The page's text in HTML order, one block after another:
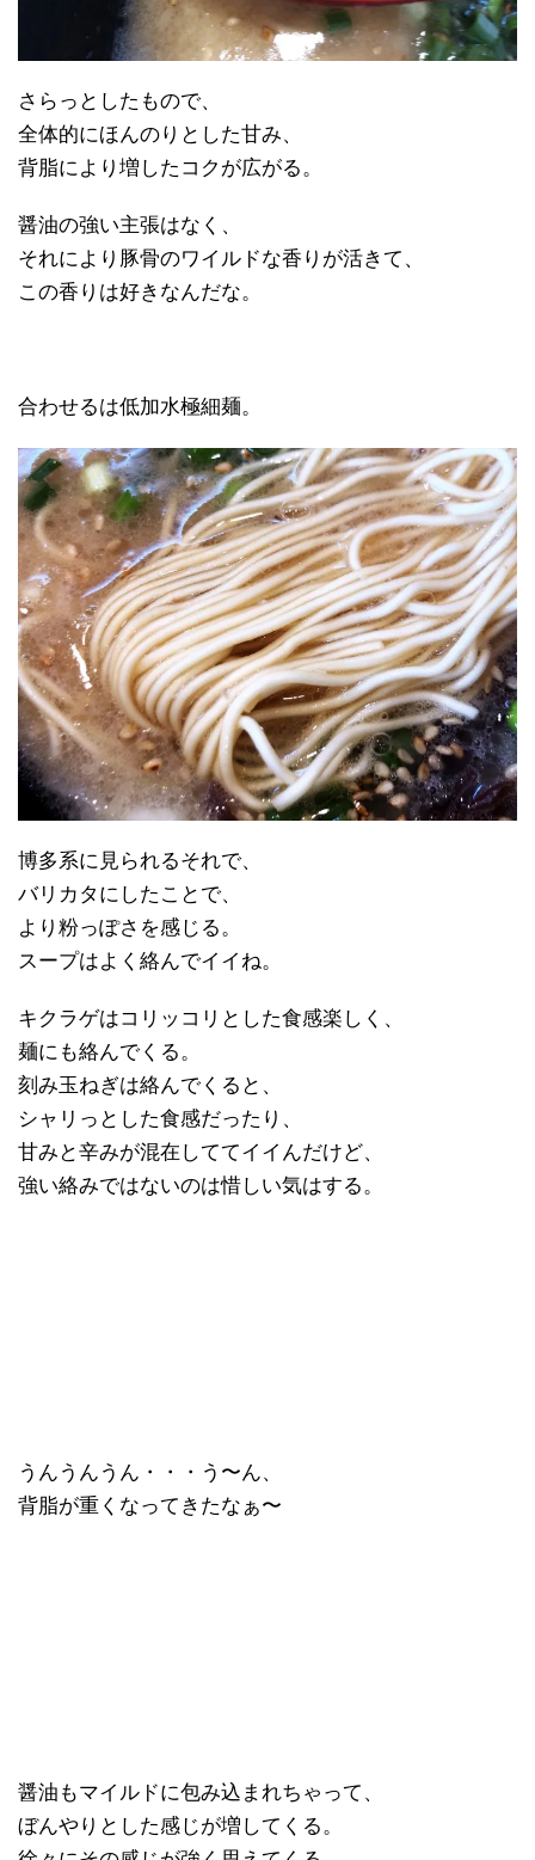
さらっとしたもので、
全体的にほんのりとした甘み、
背脂により増したコクが広がる。
醤油の強い主張はなく、
それにより豚骨のワイルドな香りが活きて、
この香りは好きなんだな。
合わせるは低加水極細麺。
博多系に見られるそれで、
バリカタにしたことで、
より粉っぽさを感じる。
スープはよく絡んでイイね。
キクラゲはコリッコリとした食感楽しく、
麺にも絡んでくる。
刻み玉ねぎは絡んでくると、
シャリっとした食感だったり、
甘みと辛みが混在しててイイんだけど、
強い絡みではないのは惜しい気はする。
うんうんうん・・・う〜ん、
背脂が重くなってきたなぁ〜
醤油もマイルドに包み込まれちゃって、
ぼんやりとした感じが増してくる。